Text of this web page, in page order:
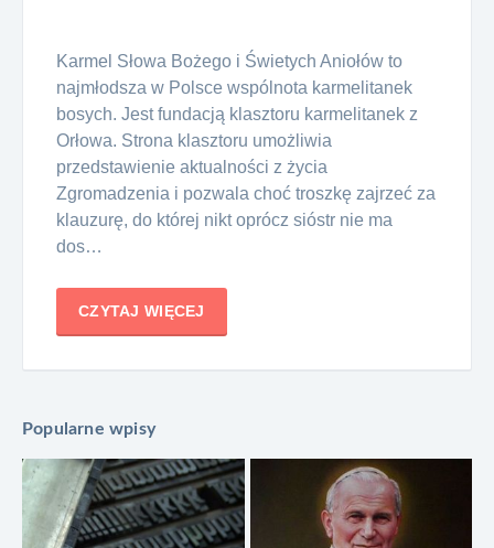
Karmel Słowa Bożego i Świetych Aniołów to
najmłodsza w Polsce wspólnota karmelitanek
bosych. Jest fundacją klasztoru karmelitanek z
Orłowa. Strona klasztoru umożliwia
przedstawienie aktualności z życia
Zgromadzenia i pozwala choć troszkę zajrzeć za
klauzurę, do której nikt oprócz sióstr nie ma
dos…
CZYTAJ WIĘCEJ
Popularne wpisy